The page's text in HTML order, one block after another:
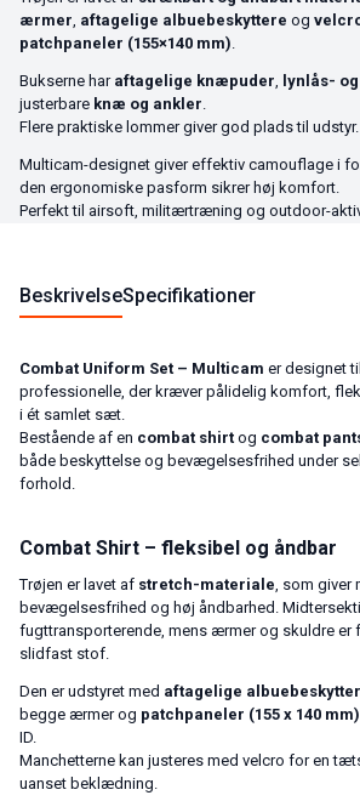
ærmer aftagelige albuebeskyttere og
patchpaneler (155×140 mm)
Bukserne har aftagelige knæpuder lynlås-
justerbare knæ og ankler
Flere praktiske lommer giver god plads til udstyr.
Multicam-designet giver effektiv camouflage i
den ergonomiske pasform sikrer høj komfort.
Perfekt til airsoft, militærtræning og outdoor-
BeskrivelseSpecifikationer
Combat Uniform Set – Multicam er designet
professionelle, der kræver pålidelig komfort,
i ét samlet sæt.
Bestående af en combat shirt og combat
både beskyttelse og bevægelsesfrihed under
forhold.
Combat Shirt – fleksibel og åndbar
Trøjen er lavet af stretch-materiale , som giver
bevægelsesfrihed og høj åndbarhed.
fugttransporterende, mens ærmer og skuldre er
slidfast stof.
Den er udstyret med aftagelige
begge ærmer og patchpaneler (155 x 140 mm)
ID.
Manchetterne kan justeres med velcro for en
uanset beklædning.